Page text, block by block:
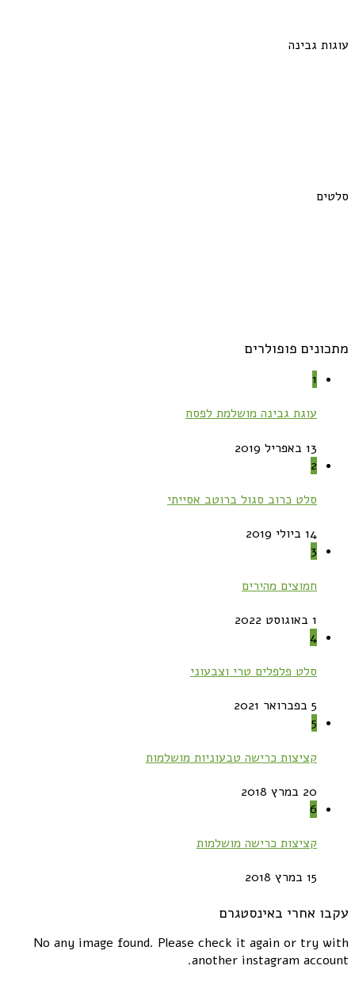
עוגות גבינה
סלטים
מתכונים פופולרים
1
עוגת גבינה מושלמת לפסח
13 באפריל 2019
2
סלט כרוב סגול ברוטב אסייתי
14 ביולי 2019
3
חמוצים מהירים
1 באוגוסט 2022
4
סלט פלפלים טרי וצבעוני
5 בפברואר 2021
5
קציצות כרישה טבעוניות מושלמות
20 במרץ 2018
6
קציצות כרישה מושלמות
15 במרץ 2018
עקבו אחרי באינסטגרם
No any image found. Please check it again or try with
another instagram account.